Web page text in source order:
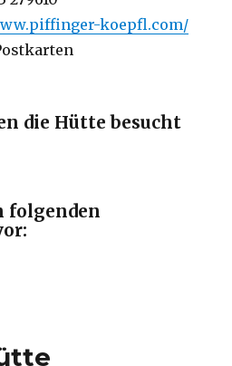
koepfl.com/
die Hütte besucht
folgenden